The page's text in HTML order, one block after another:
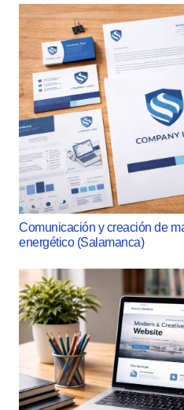
Comunicación y creación de
energético (Salamanca)